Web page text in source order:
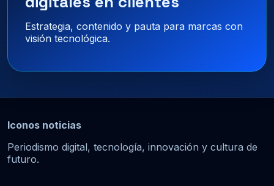
Estrategia, contenido y pauta para marcas con
visión tecnológica.
Iconos noticias
Periodismo digital, tecnología, innovación y cultura de
futuro.